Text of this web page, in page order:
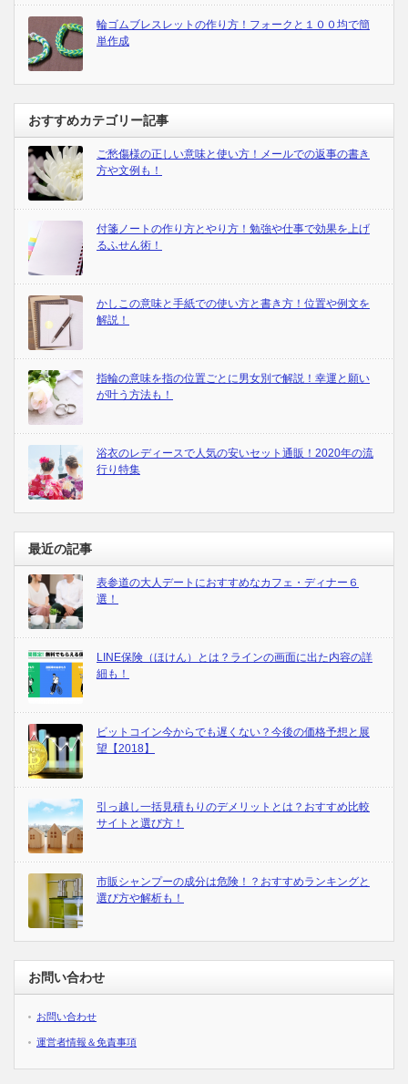
輪ゴムブレスレットの作り方！フォークと１００均で簡
単作成
おすすめカテゴリー記事
ご愁傷様の正しい意味と使い方！メールでの返事の書き
方や文例も！
付箋ノートの作り方とやり方！勉強や仕事で効果を上げ
るふせん術！
かしこの意味と手紙での使い方と書き方！位置や例文を
解説！
指輪の意味を指の位置ごとに男女別で解説！幸運と願い
が叶う方法も！
浴衣のレディースで人気の安いセット通販！2020年の流
行り特集
最近の記事
表参道の大人デートにおすすめなカフェ・ディナー６
選！
LINE保険（ほけん）とは？ラインの画面に出た内容の詳
細も！
ビットコイン今からでも遅くない？今後の価格予想と展
望【2018】
引っ越し一括見積もりのデメリットとは？おすすめ比較
サイトと選び方！
市販シャンプーの成分は危険！？おすすめランキングと
選び方や解析も！
お問い合わせ
お問い合わせ
運営者情報＆免責事項